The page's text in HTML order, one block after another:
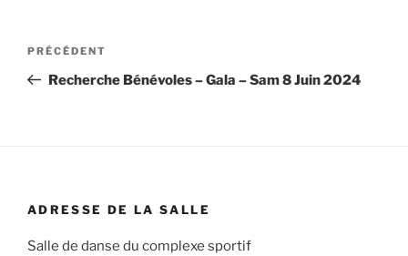
Navigation
l’article
Article
précédent
PRÉCÉDENT
Recherche Bénévoles – Gala – Sam 8 Juin 2024
ADRESSE DE LA SALLE
Salle de danse du complexe sportif